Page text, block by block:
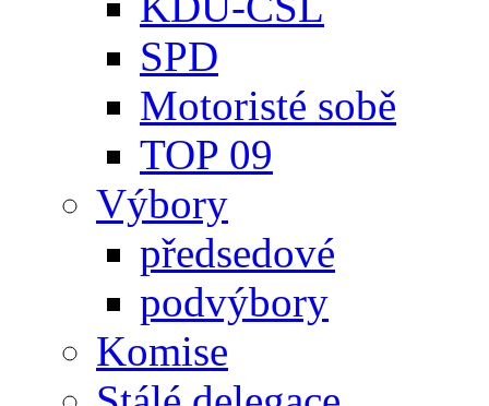
SPD
Motoristé sobě
TOP 09
Výbory
předsedové
podvýbory
Komise